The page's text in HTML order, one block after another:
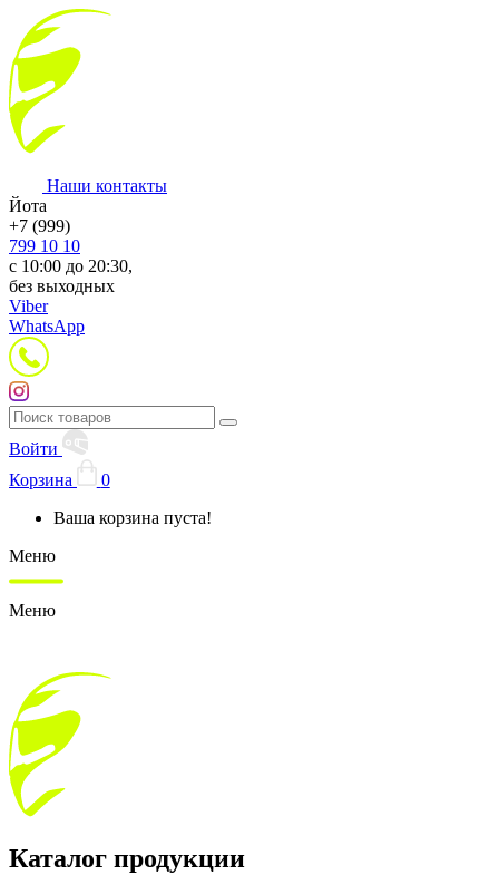
Наши контакты
Йота
+7 (999)
799 10 10
с 10:00 до 20:30,
без выходных
Viber
WhatsApp
Войти
Корзина
0
Ваша корзина пуста!
Меню
Меню
Каталог продукции